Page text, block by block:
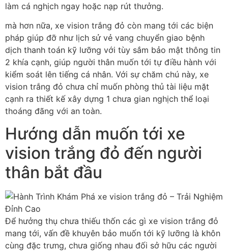
làm cá nghịch ngay hoặc nạp rút thưởng.
mà hơn nữa, xe vision trắng đỏ còn mang tới các biện
pháp giúp đỡ như lịch sử vẻ vang chuyển giao bệnh
dịch thanh toán kỹ lưỡng với tùy sắm bảo mật thông tin
2 khía cạnh, giúp người thân muốn tới tự điều hành với
kiểm soát lên tiếng cá nhân. Với sự chăm chú này, xe
vision trắng đỏ chưa chỉ muốn phòng thủ tài liệu mặt
cạnh ra thiết kế xây dựng 1 chưa gian nghịch thể loại
thoáng đãng với an toàn.
Hướng dẫn muốn tới xe
vision trắng đỏ đến người
thân bắt đầu
Để hưởng thụ chưa thiếu thốn các gì xe vision trắng đỏ
mang tới, vấn đề khuyên bảo muốn tới kỹ lưỡng là khôn
cùng đặc trưng, chưa giống nhau đối sở hữu các người